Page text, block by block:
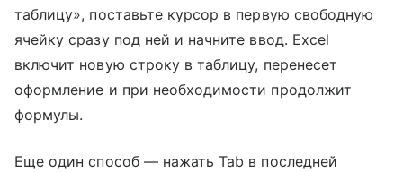
таблицу», поставьте курсор в первую свободную
ячейку сразу под ней и начните ввод. Excel
включит новую строку в таблицу, перенесет
оформление и при необходимости продолжит
формулы.
Еще один способ — нажать Tab в последней